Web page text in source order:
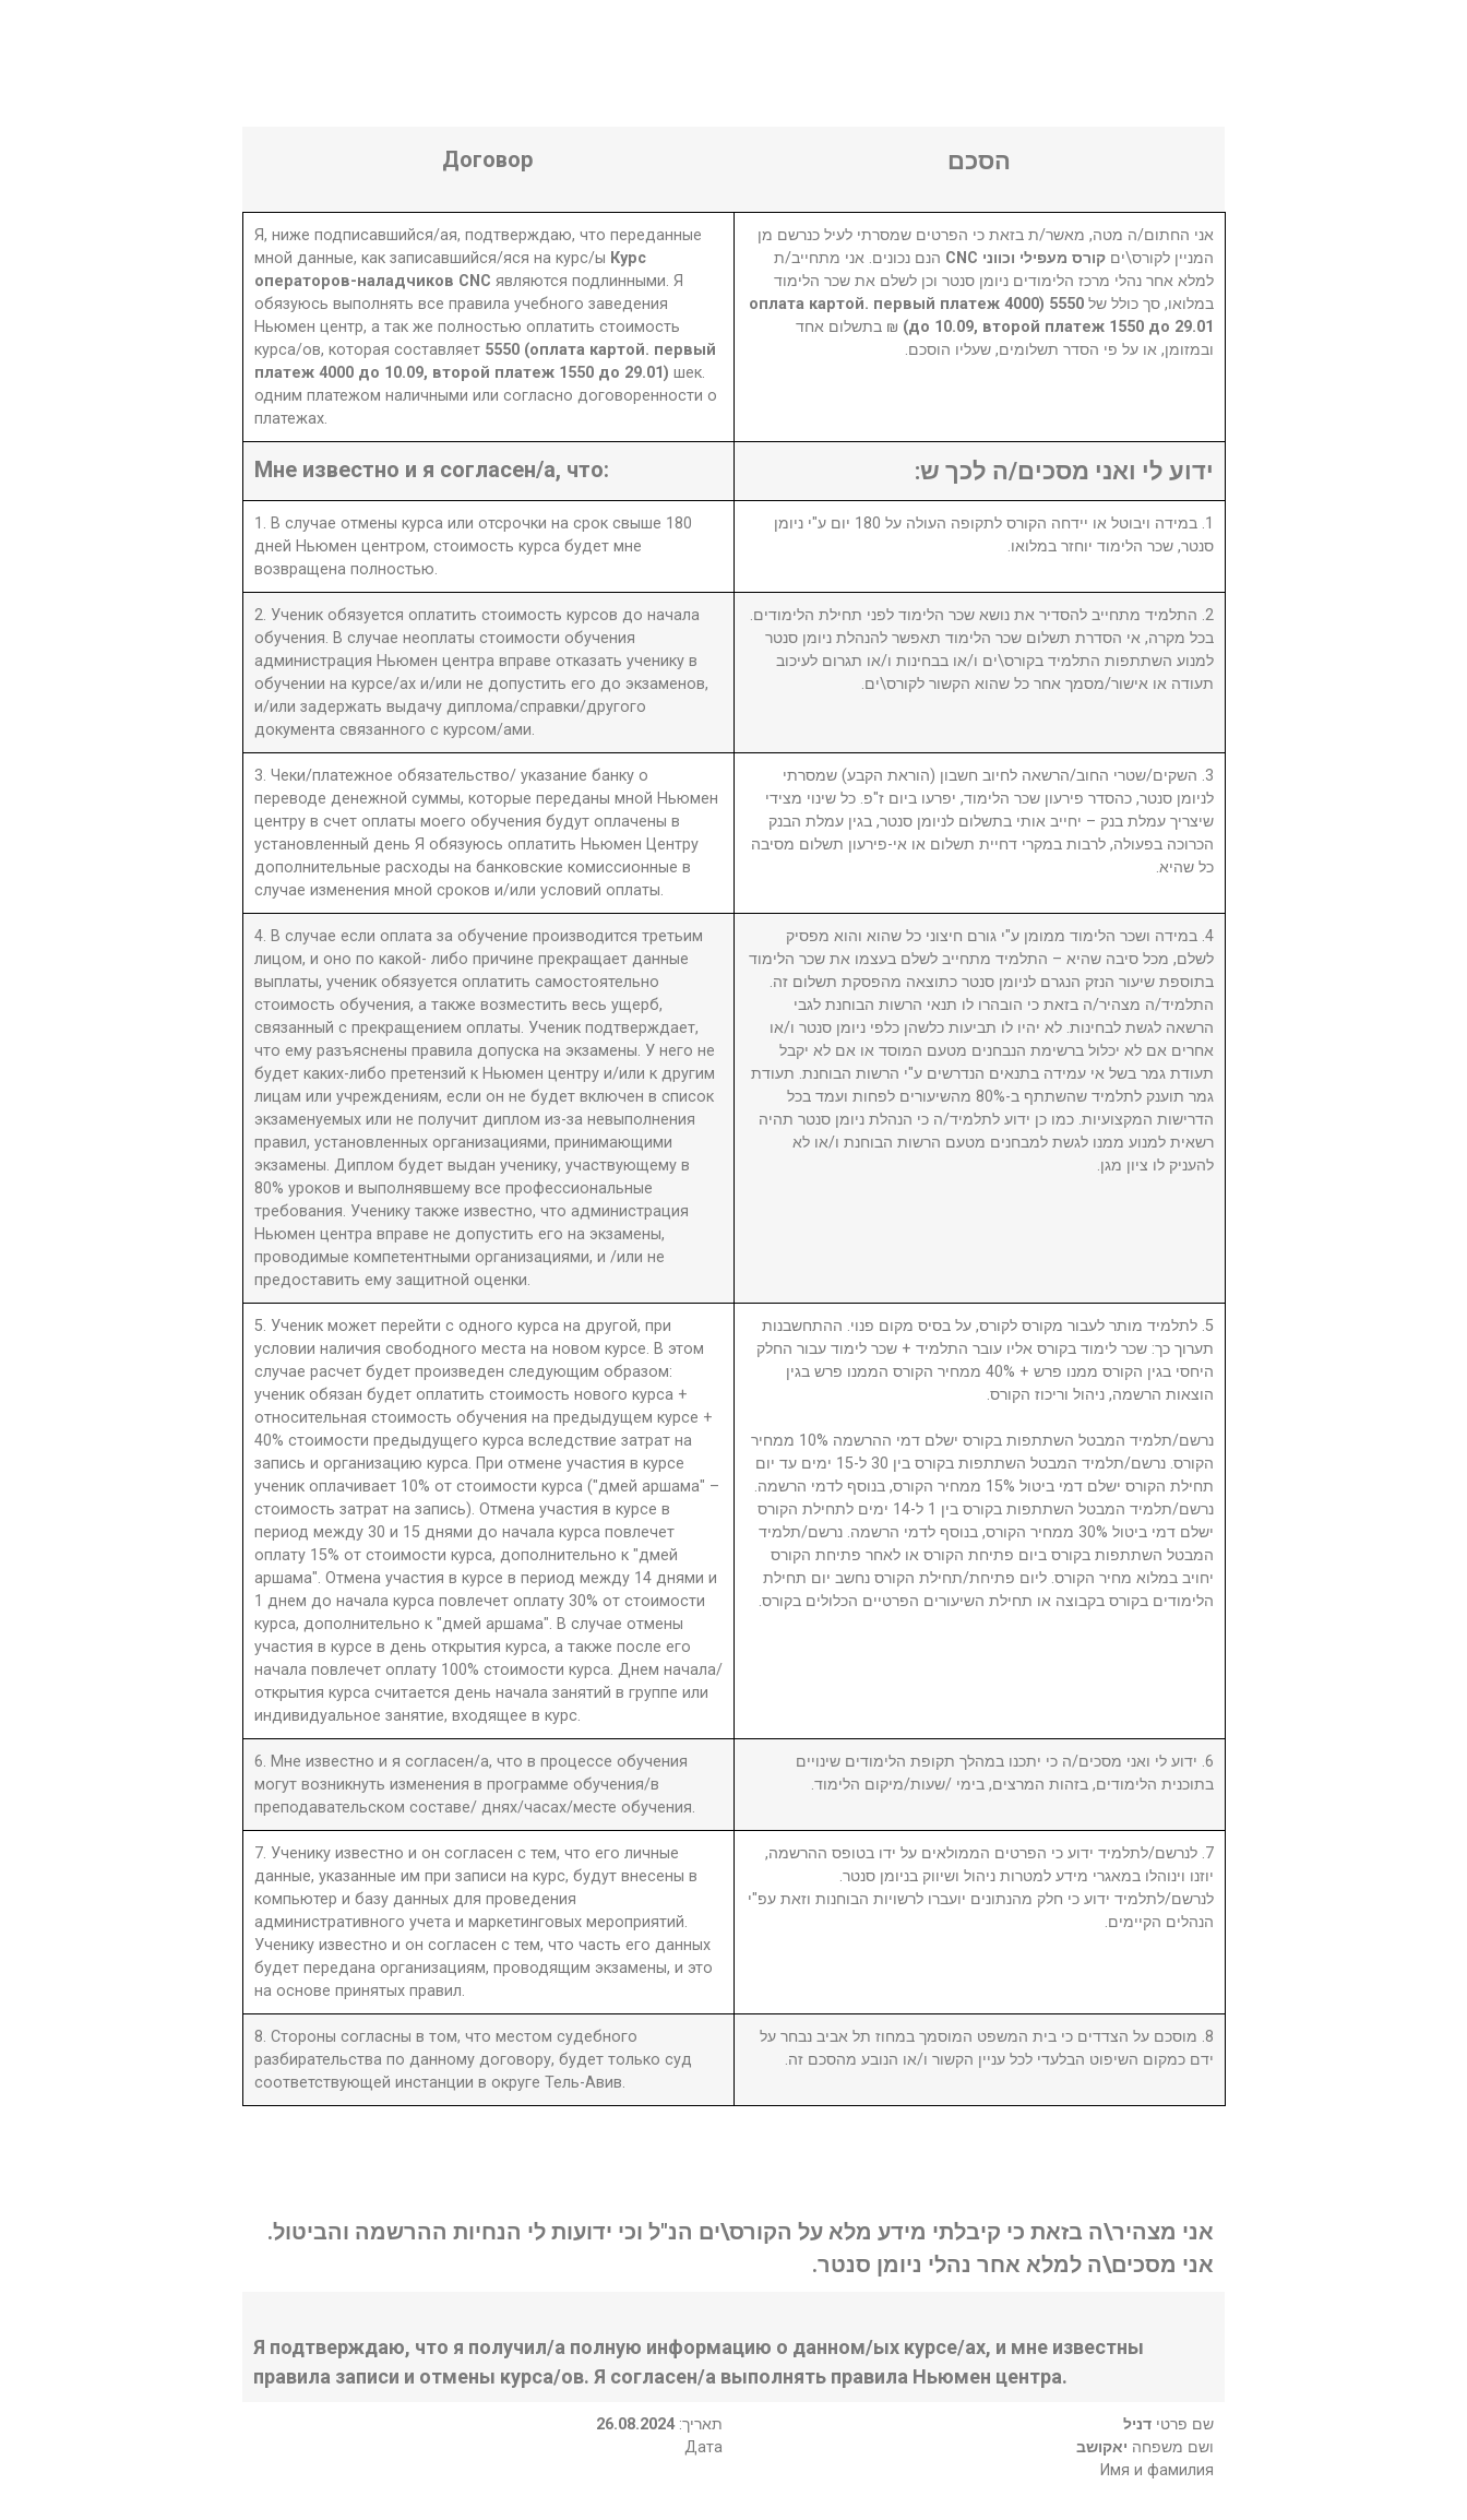
Договор הסכם
Я, ниже подписавшийся/ая, подтверждаю, что переданные
мной данные, как записавшийся/яся на курс/ы Курс
операторов-наладчиков CNC являются подлинными. Я
обязуюсь выполнять все правила учебного заведения
Ньюмен центр, а так же полностью оплатить стоимость
курса/ов, которая составляет 5550 (оплата картой. первый
платеж 4000 до 10.09, второй платеж 1550 до 29.01) шек.
одним платежом наличными или согласно договоренности о
платежах.
אני החתום/ה מטה, מאשר/ת בזאת כי הפרטים שמסרתי לעיל כנרשם מן
המניין לקורס\יםקורס מעפילי וכווני СNC
הנם נכונים. אני מתחייב/ת
למלא אחר נהלי מרכז הלימודים ניומן סנטר וכן לשלם את שכר הלימוד
במלואו, סך כולל של
5550 (оплата картой. первый платеж 4000
до 10.09, второй платеж 1550 до 29.01) ₪ בתשלום אחד
ובמזומן, או על פי הסדר תשלומים, שעליו הוסכם.
Мне известно и я согласен/а, что: ידוע לי ואני מסכים/ה לכך ש:
1. В случае отмены курса или отсрочки на срок свыше 180
дней Ньюмен центром, стоимость курса будет мне
возвращена полностью.
1. במידה ויבוטל או יידחה הקורס לתקופה העולה על 180 יום ע"י ניומן
סנטר, שכר הלימוד יוחזר במלואו.
2. Ученик обязуется оплатить стоимость курсов до начала
обучения. В случае неоплаты стоимости обучения
администрация Ньюмен центра вправе отказать ученику в
обучении на курсе/ах и/или не допустить его до экзаменов,
и/или задержать выдачу диплома/справки/другого
документа связанного с курсом/ами.
2. התלמיד מתחייב להסדיר את נושא שכר הלימוד לפני תחילת הלימודים.
בכל מקרה, אי הסדרת תשלום שכר הלימוד תאפשר להנהלת ניומן סנטר
למנוע השתתפות התלמיד בקורס\ים ו/או בבחינות ו/או תגרום לעיכוב
תעודה או אישור/מסמך אחר כל שהוא הקשור לקורס\ים.
3. Чеки/платежное обязательство/ указание банку о
переводе денежной суммы, которые переданы мной Ньюмен
центру в счет оплаты моего обучения будут оплачены в
установленный день Я обязуюсь оплатить Ньюмен Центру
дополнительные расходы на банковские комиссионные в
случае изменения мной сроков и/или условий оплаты.
3. השקים/שטרי החוב/הרשאה לחיוב חשבון (הוראת הקבע) שמסרתי
לניומן סנטר, כהסדר פירעון שכר הלימוד, יפרעו ביום ז"פ. כל שינוי מצידי
שיצריך עמלת בנק – יחייב אותי בתשלום לניומן סנטר, בגין עמלת הבנק
הכרוכה בפעולה, לרבות במקרי דחיית תשלום או אי-פירעון תשלום מסיבה
כל שהיא.
4. В случае если оплата за обучение производится третьим
лицом, и оно по какой- либо причине прекращает данные
выплаты, ученик обязуется оплатить самостоятельно
стоимость обучения, а также возместить весь ущерб,
связанный с прекращением оплаты. Ученик подтверждает,
что ему разъяснены правила допуска на экзамены. У него не
будет каких-либо претензий к Ньюмен центру и/или к другим
лицам или учреждениям, если он не будет включен в список
экзаменуемых или не получит диплом из-за невыполнения
правил, установленных организациями, принимающими
экзамены. Диплом будет выдан ученику, участвующему в
80% уроков и выполнявшему все профессиональные
требования. Ученику также известно, что администрация
Ньюмен центра вправе не допустить его на экзамены,
проводимые компетентными организациями, и /или не
предоставить ему защитной оценки.
4. במידה ושכר הלימוד ממומן ע"י גורם חיצוני כל שהוא והוא מפסיק
לשלם, מכל סיבה שהיא – התלמיד מתחייב לשלם בעצמו את שכר הלימוד
בתוספת שיעור הנזק הנגרם לניומן סנטר כתוצאה מהפסקת תשלום זה.
התלמיד/ה מצהיר/ה בזאת כי הובהרו לו תנאי הרשות הבוחנת לגבי
הרשאה לגשת לבחינות. לא יהיו לו תביעות כלשהן כלפי ניומן סנטר ו/או
אחרים אם לא יכלול ברשימת הנבחנים מטעם המוסד או אם לא יקבל
תעודת גמר בשל אי עמידה בתנאים הנדרשים ע"י הרשות הבוחנת. תעודת
גמר תוענק לתלמיד שהשתתף ב-80% מהשיעורים לפחות ועמד בכל
הדרישות המקצועיות. כמו כן ידוע לתלמיד/ה כי הנהלת ניומן סנטר תהיה
רשאית למנוע ממנו לגשת למבחנים מטעם הרשות הבוחנת ו/או לא
להעניק לו ציון מגן.
5. Ученик может перейти с одного курса на другой, при
условии наличия свободного места на новом курсе. В этом
случае расчет будет произведен следующим образом:
ученик обязан будет оплатить стоимость нового курса +
относительная стоимость обучения на предыдущем курсе +
40% стоимости предыдущего курса вследствие затрат на
запись и организацию курса. При отмене участия в курсе
ученик оплачивает 10% от стоимости курса ("дмей аршама" –
стоимость затрат на запись). Отмена участия в курсе в
период между 30 и 15 днями до начала курса повлечет
оплату 15% от стоимости курса, дополнительно к "дмей
аршама". Отмена участия в курсе в период между 14 днями и
1 днем до начала курса повлечет оплату 30% от стоимости
курса, дополнительно к "дмей аршама". В случае отмены
участия в курсе в день открытия курса, а также после его
начала повлечет оплату 100% стоимости курса. Днем начала/
открытия курса считается день начала занятий в группе или
индивидуальное занятие, входящее в курс.
5. לתלמיד מותר לעבור מקורס לקורס, על בסיס מקום פנוי. ההתחשבנות
תערוך כך: שכר לימוד בקורס אליו עובר התלמיד + שכר לימוד עבור החלק
היחסי בגין הקורס ממנו פרש + 40% ממחיר הקורס הממנו פרש בגין
הוצאות הרשמה, ניהול וריכוז הקורס.
נרשם/תלמיד המבטל השתתפות בקורס ישלם דמי ההרשמה 10% ממחיר
הקורס. נרשם/תלמיד המבטל השתתפות בקורס בין 30 ל-15 ימים עד יום
תחילת הקורס ישלם דמי ביטול 15% ממחיר הקורס, בנוסף לדמי הרשמה.
נרשם/תלמיד המבטל השתתפות בקורס בין 1 ל-14 ימים לתחילת הקורס
ישלם דמי ביטול 30% ממחיר הקורס, בנוסף לדמי הרשמה. נרשם/תלמיד
המבטל השתתפות בקורס ביום פתיחת הקורס או לאחר פתיחת הקורס
יחויב במלוא מחיר הקורס. ליום פתיחת/תחילת הקורס נחשב יום תחילת
הלימודים בקורס בקבוצה או תחילת השיעורים הפרטיים הכלולים בקורס.
6. Мне известно и я согласен/а, что в процессе обучения
могут возникнуть изменения в программе обучения/в
преподавательском составе/ днях/часах/месте обучения.
6. ידוע לי ואני מסכים/ה כי יתכנו במהלך תקופת הלימודים שינויים
בתוכנית הלימודים, בזהות המרצים, בימי /שעות/מיקום הלימוד.
7. Ученику известно и он согласен с тем, что его личные
данные, указанные им при записи на курс, будут внесены в
компьютер и базу данных для проведения
административного учета и маркетинговых мероприятий.
Ученику известно и он согласен с тем, что часть его данных
будет передана организациям, проводящим экзамены, и это
на основе принятых правил.
7. לנרשם/לתלמיד ידוע כי הפרטים הממולאים על ידו בטופס ההרשמה,
יוזנו וינוהלו במאגרי מידע למטרות ניהול ושיווק בניומן סנטר.
לנרשם/לתלמיד ידוע כי חלק מהנתונים יועברו לרשויות הבוחנות וזאת עפ"י
הנהלים הקיימים.
8. Стороны согласны в том, что местом судебного
разбирательства по данному договору, будет только суд
соответствующей инстанции в округе Тель-Авив.
8. מוסכם על הצדדים כי בית המשפט המוסמך במחוז תל אביב נבחר על
ידם כמקום השיפוט הבלעדי לכל עניין הקשור ו/או הנובע מהסכם זה.
אני מצהיר\ה בזאת כי קיבלתי מידע מלא על הקורס\ים הנ"ל וכי ידועות לי הנחיות ההרשמה והביטול.
אני מסכים\ה למלא אחר נהלי ניומן סנטר.
Я подтверждаю, что я получил/а полную информацию о данном/ых курсе/ах, и мне известны
правила записи и отмены курса/ов. Я согласен/а выполнять правила Ньюмен центра.
26.08.2024 :תאריך
Дата
שם פרטידניל
ושם משפחה יאקושב
Имя и фамилия